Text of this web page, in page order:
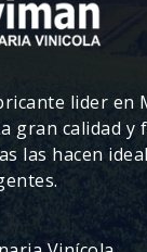
lider en
gran calidad y
las hacen